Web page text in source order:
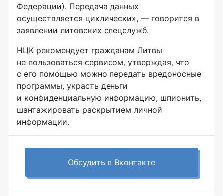
Федерации). Передача данных
осуществляется циклически», — говорится в
заявлении литовских спецслужб.
НЦК рекомендует гражданам Литвы
не пользоваться сервисом, утверждая, что
с его помощью можно передать вредоносные
программы, украсть деньги
и конфиденциальную информацию, шпионить,
шантажировать раскрытием личной
информации.
Обсудить в Вконтакте